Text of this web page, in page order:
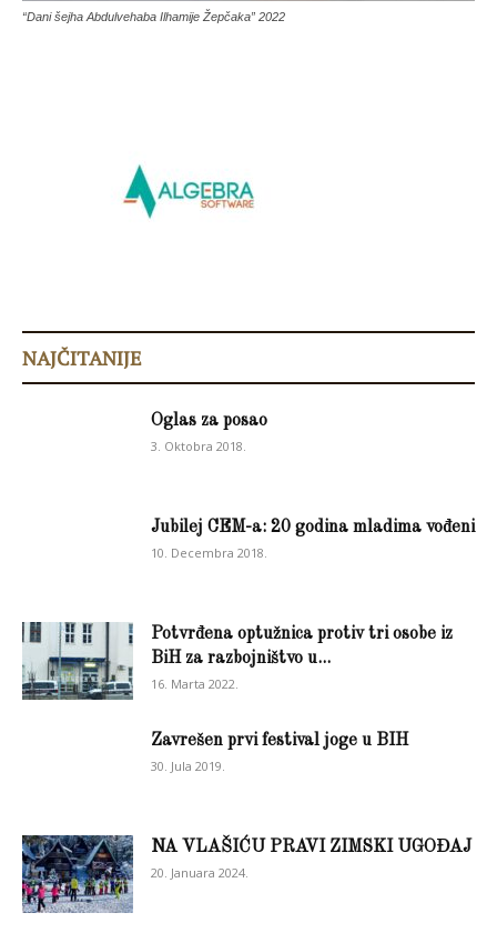
“Dani šejha Abdulvehaba Ilhamije Žepčaka” 2022
NAJČITANIJE
Oglas za posao
3. Oktobra 2018.
Jubilej CEM-a: 20 godina mladima vođeni
10. Decembra 2018.
Potvrđena optužnica protiv tri osobe iz
BiH za razbojništvo u...
16. Marta 2022.
Zavrešen prvi festival joge u BIH
30. Jula 2019.
NA VLAŠIĆU PRAVI ZIMSKI UGOĐAJ
20. Januara 2024.